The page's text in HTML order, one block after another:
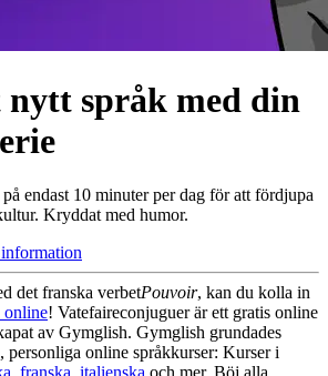
språk med din
endast 10 minuter per dag för att fördjupa
Kryddat med humor.
det franska verbetPouvoir, kan du kolla in
online! Vatefaireconjuguer är ett gratis online
av Gymglish. Gymglish grundades
personliga online språkkurser: Kurser i